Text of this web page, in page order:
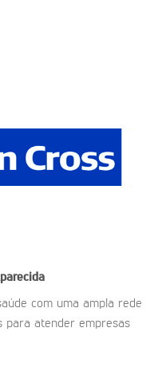
com uma ampla rede
para atender empresas